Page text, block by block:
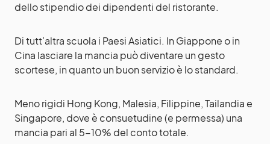
dello stipendio dei dipendenti del ristorante.
Di tutt’altra scuola i Paesi Asiatici. In Giappone o in
Cina lasciare la mancia può diventare un gesto
scortese, in quanto un buon servizio è lo standard.
Meno rigidi Hong Kong, Malesia, Filippine, Tailandia e
Singapore, dove è consuetudine (e permessa) una
mancia pari al 5-10% del conto totale.